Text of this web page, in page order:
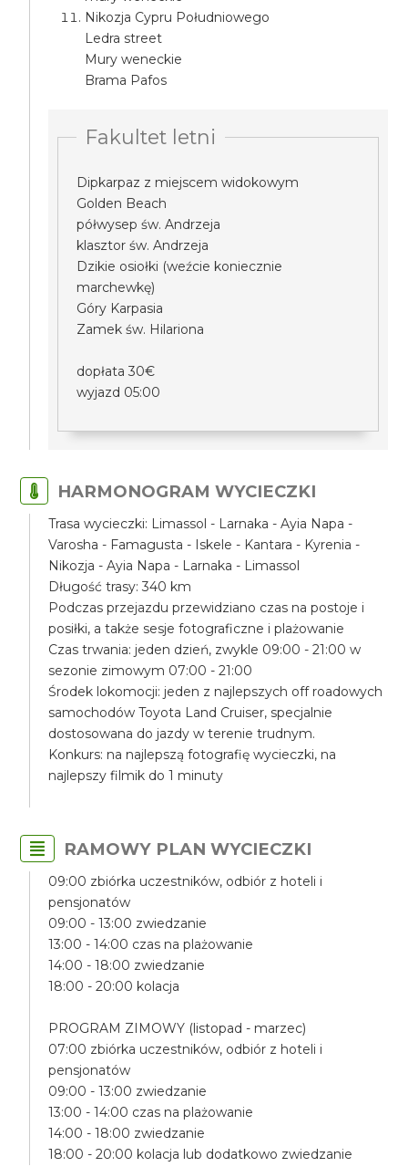
Nikozja Cypru Południowego
Ledra street
Mury weneckie
Brama Pafos
Fakultet letni
Dipkarpaz z miejscem widokowym
Golden Beach
półwysep św. Andrzeja
klasztor św. Andrzeja
Dzikie osiołki (weźcie koniecznie
marchewkę)
Góry Karpasia
Zamek św. Hilariona
dopłata 30€
wyjazd 05:00
HARMONOGRAM WYCIECZKI
Trasa wycieczki: Limassol - Larnaka - Ayia Napa -
Varosha - Famagusta - Iskele - Kantara - Kyrenia -
Nikozja - Ayia Napa - Larnaka - Limassol
Długość trasy: 340 km
Podczas przejazdu przewidziano czas na postoje i
posiłki, a także sesje fotograficzne i plażowanie
Czas trwania: jeden dzień, zwykle 09:00 - 21:00 w
sezonie zimowym 07:00 - 21:00
Środek lokomocji: jeden z najlepszych off roadowych
samochodów Toyota Land Cruiser, specjalnie
dostosowana do jazdy w terenie trudnym.
Konkurs: na najlepszą fotografię wycieczki, na
najlepszy filmik do 1 minuty
RAMOWY PLAN WYCIECZKI
09:00 zbiórka uczestników, odbiór z hoteli i
pensjonatów
09:00 - 13:00 zwiedzanie
13:00 - 14:00 czas na plażowanie
14:00 - 18:00 zwiedzanie
18:00 - 20:00 kolacja
PROGRAM ZIMOWY (listopad - marzec)
07:00 zbiórka uczestników, odbiór z hoteli i
pensjonatów
09:00 - 13:00 zwiedzanie
13:00 - 14:00 czas na plażowanie
14:00 - 18:00 zwiedzanie
18:00 - 20:00 kolacja lub dodatkowo zwiedzanie